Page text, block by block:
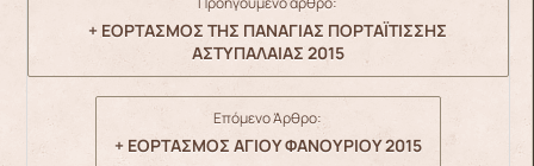
+ ΕΟΡΤΑΣΜΟΣ ΤΗΣ ΠΑΝΑΓΙΑΣ ΠΟΡΤΑΪΤΙΣΣΗΣ
ΑΣΤΥΠΑΛΑΙΑΣ 2015
Επόμενο Άρθρο:
+ ΕΟΡΤΑΣΜΟΣ ΑΓΙΟΥ ΦΑΝΟΥΡΙΟΥ 2015